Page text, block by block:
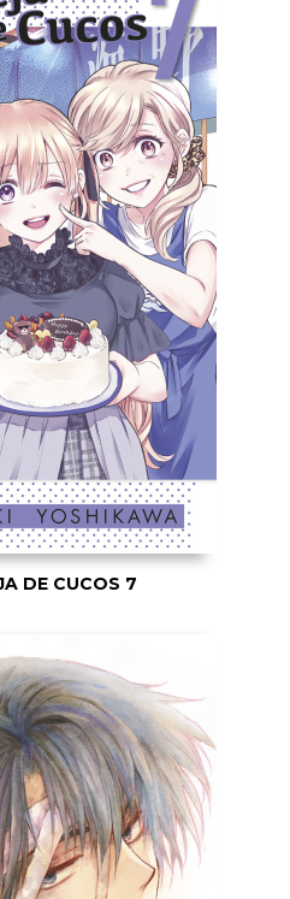
DE CUCOS 7